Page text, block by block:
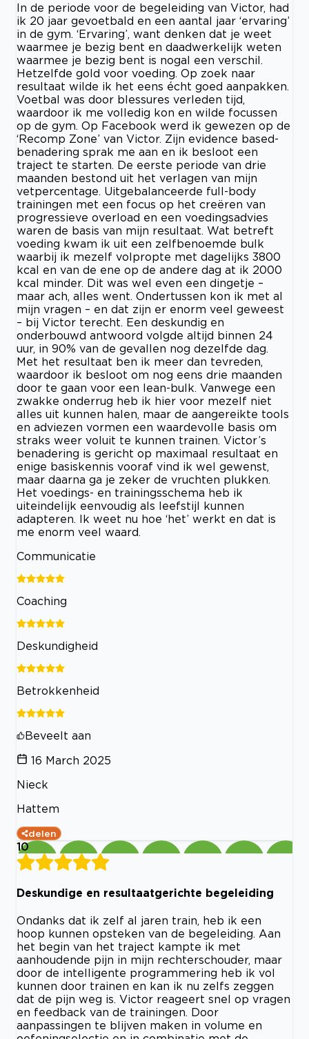
In de periode voor de begeleiding van Victor, had
ik 20 jaar gevoetbald en een aantal jaar ‘ervaring’
in de gym. ‘Ervaring’, want denken dat je weet
waarmee je bezig bent en daadwerkelijk weten
waarmee je bezig bent is nogal een verschil.
Hetzelfde gold voor voeding. Op zoek naar
resultaat wilde ik het eens écht goed aanpakken.
Voetbal was door blessures verleden tijd,
waardoor ik me volledig kon en wilde focussen
op de gym. Op Facebook werd ik gewezen op de
‘Recomp Zone’ van Victor. Zijn evidence based-
benadering sprak me aan en ik besloot een
traject te starten. De eerste periode van drie
maanden bestond uit het verlagen van mijn
vetpercentage. Uitgebalanceerde full-body
trainingen met een focus op het creëren van
progressieve overload en een voedingsadvies
waren de basis van mijn resultaat. Wat betreft
voeding kwam ik uit een zelfbenoemde bulk
waarbij ik mezelf volpropte met dagelijks 3800
kcal en van de ene op de andere dag at ik 2000
kcal minder. Dit was wel even een dingetje –
maar ach, alles went. Ondertussen kon ik met al
mijn vragen – en dat zijn er enorm veel geweest
– bij Victor terecht. Een deskundig en
onderbouwd antwoord volgde altijd binnen 24
uur, in 90% van de gevallen nog dezelfde dag.
Met het resultaat ben ik meer dan tevreden,
waardoor ik besloot om nog eens drie maanden
door te gaan voor een lean-bulk. Vanwege een
zwakke onderrug heb ik hier voor mezelf niet
alles uit kunnen halen, maar de aangereikte tools
en adviezen vormen een waardevolle basis om
straks weer voluit te kunnen trainen. Victor’s
benadering is gericht op maximaal resultaat en
enige basiskennis vooraf vind ik wel gewenst,
maar daarna ga je zeker de vruchten plukken.
Het voedings- en trainingsschema heb ik
uiteindelijk eenvoudig als leefstijl kunnen
adapteren. Ik weet nu hoe ‘het’ werkt en dat is
me enorm veel waard.
Communicatie
Coaching
Deskundigheid
Betrokkenheid
Beveelt aan
16 March 2025
Nieck
Hattem
delen
10
Deskundige en resultaatgerichte begeleiding
Ondanks dat ik zelf al jaren train, heb ik een
hoop kunnen opsteken van de begeleiding. Aan
het begin van het traject kampte ik met
aanhoudende pijn in mijn rechterschouder, maar
door de intelligente programmering heb ik vol
kunnen door trainen en kan ik nu zelfs zeggen
dat de pijn weg is. Victor reageert snel op vragen
en feedback van de trainingen. Door
aanpassingen te blijven maken in volume en